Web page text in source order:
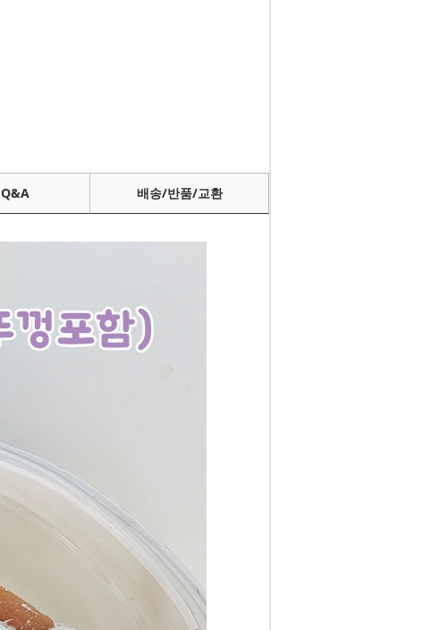
배송/반품/교환